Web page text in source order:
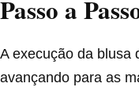
Passo a
A execução da blusa
avançando para as